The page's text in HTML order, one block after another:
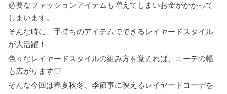
必要なファッションアイテムも増えてしまいお金がかかって
しまいます。
そんな時に、手持ちのアイテムでできるレイヤードスタイル
が大活躍！
色々なレイヤードスタイルの組み方を覚えれば、コーデの幅
も広がります♡
そんな今回は春夏秋冬、季節事に映えるレイヤードコーデを